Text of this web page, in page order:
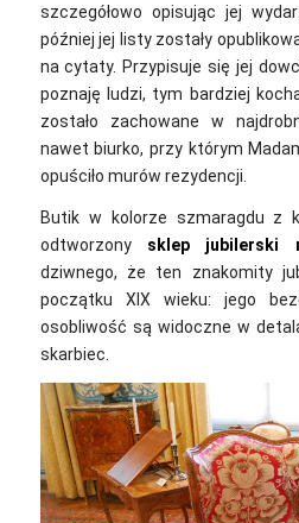
szczegółowo opisując jej
później jej listy zostały
na cytaty. Przypisuje się jej
poznaję ludzi, tym bardziej
zostało zachowane w
nawet biurko, przy którym
opuściło murów rezydencji.
Butik w kolorze szmaragdu z
odtworzony sklep jubilerski
dziwnego, że ten znakomity
początku XIX wieku: jego
osobliwość są widoczne w
skarbiec.